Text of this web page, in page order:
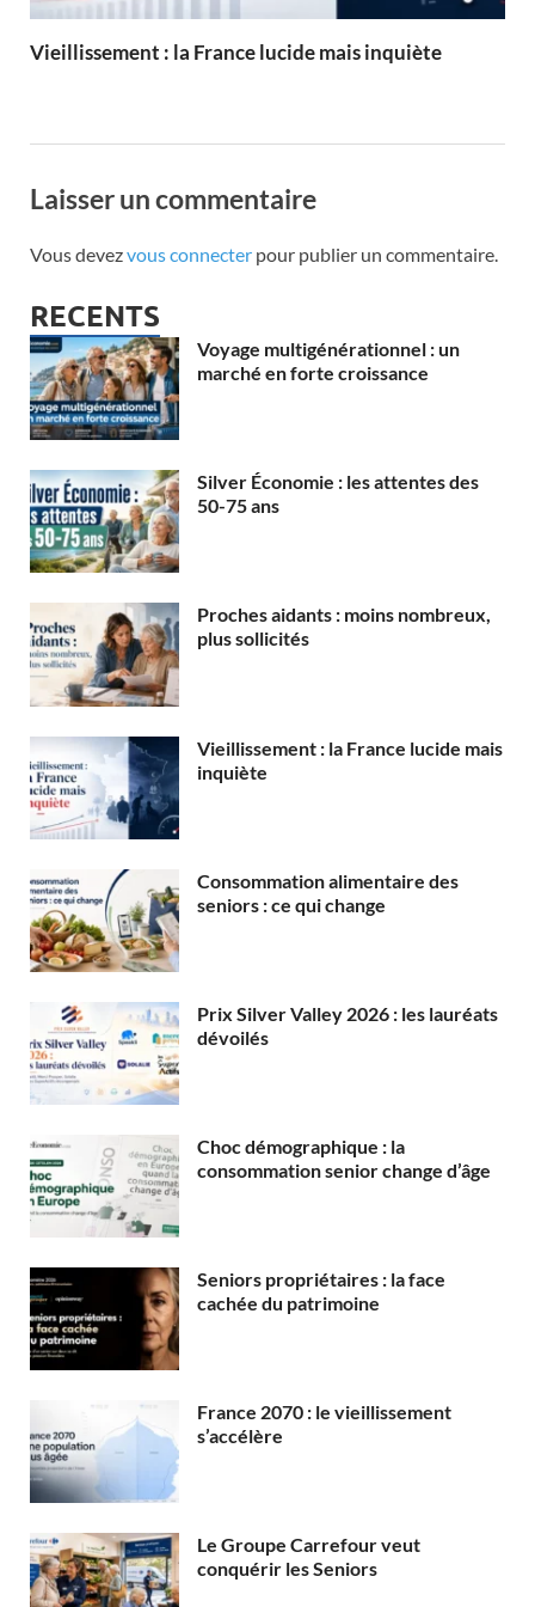
Vieillissement : la France lucide mais inquiète
Laisser un commentaire
Vous devezvous connecter pour publier un commentaire.
RECENTS
Voyage multigénérationnel : un
marché en forte croissance
Silver Économie : les attentes des
50-75 ans
Proches aidants : moins nombreux,
plus sollicités
Vieillissement : la France lucide mais
inquiète
Consommation alimentaire des
seniors : ce qui change
Prix Silver Valley 2026 : les lauréats
dévoilés
Choc démographique : la
consommation senior change d’âge
Seniors propriétaires : la face
cachée du patrimoine
France 2070 : le vieillissement
s’accélère
Le Groupe Carrefour veut
conquérir les Seniors